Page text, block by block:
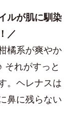
ルが肌に馴染
／
橘系が爽やか
それがすっと
。ヘレナスは
鼻に残らない